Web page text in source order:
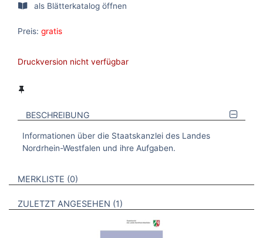
als Blätterkatalog öffnen
Preis: gratis
Druckversion nicht verfügbar
BESCHREIBUNG
Informationen über die Staatskanzlei des Landes
Nordrhein-Westfalen und ihre Aufgaben.
VERWEISE AUF VERMERKTE- ODER ZULETZT ANGESEHENE
MERKLISTE 0 BROSCHÜREN
ZULETZT ANGESEHEN 1 BROSCHÜREN